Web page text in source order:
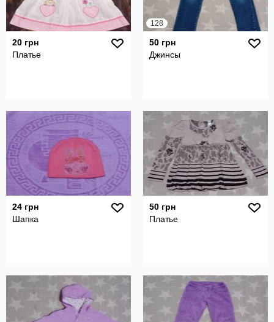
20 грн
Платье
128
50 грн
Джинсы
24 грн
Шапка
50 грн
Платье